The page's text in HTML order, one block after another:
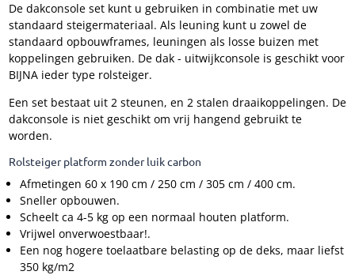
De dakconsole set kunt u gebruiken in combinatie met uw
standaard steigermateriaal. Als leuning kunt u zowel de
standaard opbouwframes, leuningen als losse buizen met
koppelingen gebruiken. De dak - uitwijkconsole is geschikt voor
BIJNA ieder type rolsteiger.
Een set bestaat uit 2 steunen, en 2 stalen draaikoppelingen. De
dakconsole is niet geschikt om vrij hangend gebruikt te
worden.
Rolsteiger platform zonder luik carbon
Afmetingen 60 x 190 cm / 250 cm / 305 cm / 400 cm.
Sneller opbouwen.
Scheelt ca 4-5 kg op een normaal houten platform.
Vrijwel onverwoestbaar!.
Een nog hogere toelaatbare belasting op de deks, maar liefst
350 kg/m2